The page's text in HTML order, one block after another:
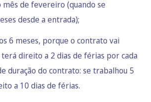
mês de fevereiro (quando se
desde a entrada);
6 meses, porque o contrato vai
direito a 2 dias de férias por cada
duração do contrato: se trabalhou 5
a 10 dias de férias.